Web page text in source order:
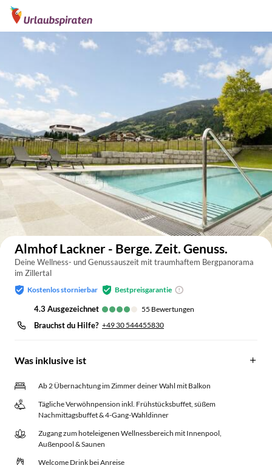
Auf der Karte anzeigen
Almhof Lackner - Berge. Zeit. Genuss.
Deine Wellness- und Genussauszeit mit traumhaftem Bergpanorama
im Zillertal
Kostenlos stornierbar Bestpreisgarantie
4.3 ausgezeichnet 55 Bewertungen
Brauchst du Hilfe? +49 30 544455830
Was inklusive ist
Ab 2 Übernachtung im Zimmer deiner Wahl mit Balkon
Tägliche Verwöhnpension inkl. Frühstücksbuffet, süßem
Nachmittagsbuffet & 4-Gang-Wahldinner
Zugang zum hoteleigenen Wellnessbereich mit Innenpool,
Außenpool & Saunen
Welcome Drink bei Anreise